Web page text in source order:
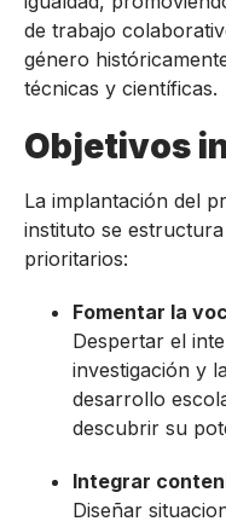
de trabajo
género
técnicas y científicas.
Objetivos
La implantación del
instituto se
prioritarios:
Fomentar la
Despertar el
investigación y
desarrollo
descubrir su
Integrar
Diseñar